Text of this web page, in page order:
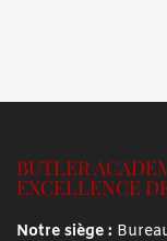
BUTLER
EXCELLENCE
Notre siège :